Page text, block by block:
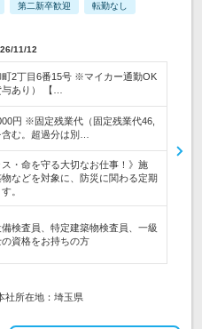
第二新卒歓迎 転勤なし
11/12
2丁目6番15号 ※マイカー通勤OK
与あり） 【…
円 ※固定残業代（固定残業代46,
む。超過分は別…
ス・命を守る大切なお仕事！》施
などを対象に、防災に関わる定期
。
検査員、特定建築物検査員、一級
資格をお持ちの方
社所在地：埼玉県